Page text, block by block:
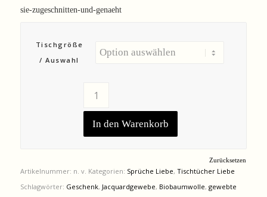
sie-zugeschnitten-und-genaeht
Tischgröße
/ Auswahl
Zurücksetzen
In den Warenkorb
Artikelnummer: n. v. Kategorien: Sprüche Liebe, Tischtücher Liebe
Schlagwörter: Geschenk, Jacquardgewebe, Biobaumwolle, gewebte